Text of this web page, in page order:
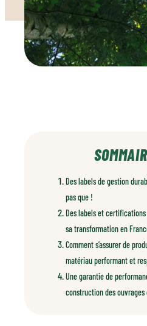
Des labels de gestion
pas que !
Des labels et
sa transformation en
Comment s’assurer de
matériau performant et
Une garantie de
construction des ouvrages